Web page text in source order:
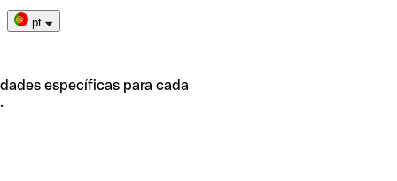
pt
específicas para cada